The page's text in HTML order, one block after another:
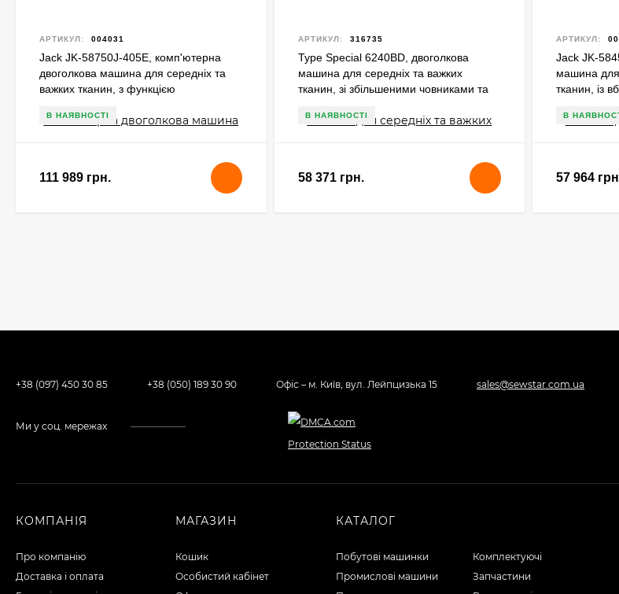
АРТИКУЛ: 004031
Jack JK-58750J-405E, комп'ютерна
двоголкова машина для середніх та
важких тканин, з функцією
човниками
В НАЯВНОСТІ
111 989 грн.
АРТИКУЛ: 316735
Type Special 6240BD, двоголкова
машина для середніх та важких
тканин, зі збільшеними човниками та
В НАЯВНОСТІ
58 371 грн.
АРТИКУЛ:
Jack JK-
машина для
тканин, із
В
57 964
+38 (097) 450 30 85 +38 (050) 189 30 90 Офіс – м. Київ, вул. Лейпцизька 15 sales@sewstar.com.ua
Ми у соц. мережах
КОМПАНІЯ
Про компанію
Доставка і оплата
МАГАЗИН
Кошик
Особистий кабінет
КАТАЛОГ
Побутові машинки
Промислові машини
Комплектуючі
Запчастини